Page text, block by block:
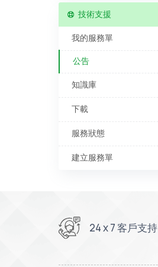
技術支援
我的服務單
公告
知識庫
下載
服務狀態
建立服務單
24 x 7 客戶支持